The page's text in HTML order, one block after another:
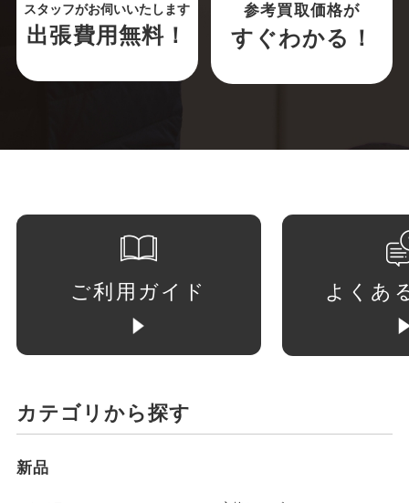
スタッフがお伺いいたします
出張費用無料！
参考買取価格が
すぐわかる！
ご利用ガイド よくあ
カテゴリから探す
新品